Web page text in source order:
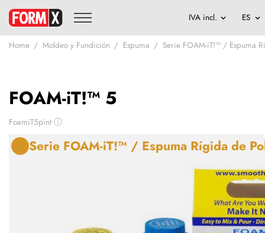
Home Moldeo y Fundición Espuma Serie FOAM-iT!™ / Espuma
FOAM-iT!™ 5
FoamiT5pint ⓘ
Serie FOAM-iT!™ / Espuma Rígida de